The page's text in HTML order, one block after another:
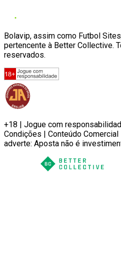
Bolavip, assim como Futbol
pertencente à Better Collective.
reservados.
+18 | Jogue com
Condições | Conteúdo
adverte: Aposta não é